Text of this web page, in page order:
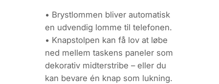
• Brystlommen bliver automatisk
en udvendig lomme til telefonen.
• Knapstolpen kan få lov at løbe
ned mellem taskens paneler som
dekorativ midterstribe – eller du
kan bevare én knap som lukning.